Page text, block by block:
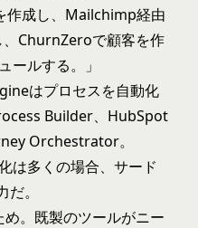
成し、Mailchimp経由
ChurnZeroで顧客を作
ールする。」
はプロセスを自動化
Builder、HubSpot
Orchestrator。
は多くの場合、サード
。
。既製のツールがニー